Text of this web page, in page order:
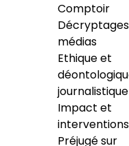
Comptoir
Décryptages
médias
Ethique et
journalistique
Impact et
interventions
Préjugé sur